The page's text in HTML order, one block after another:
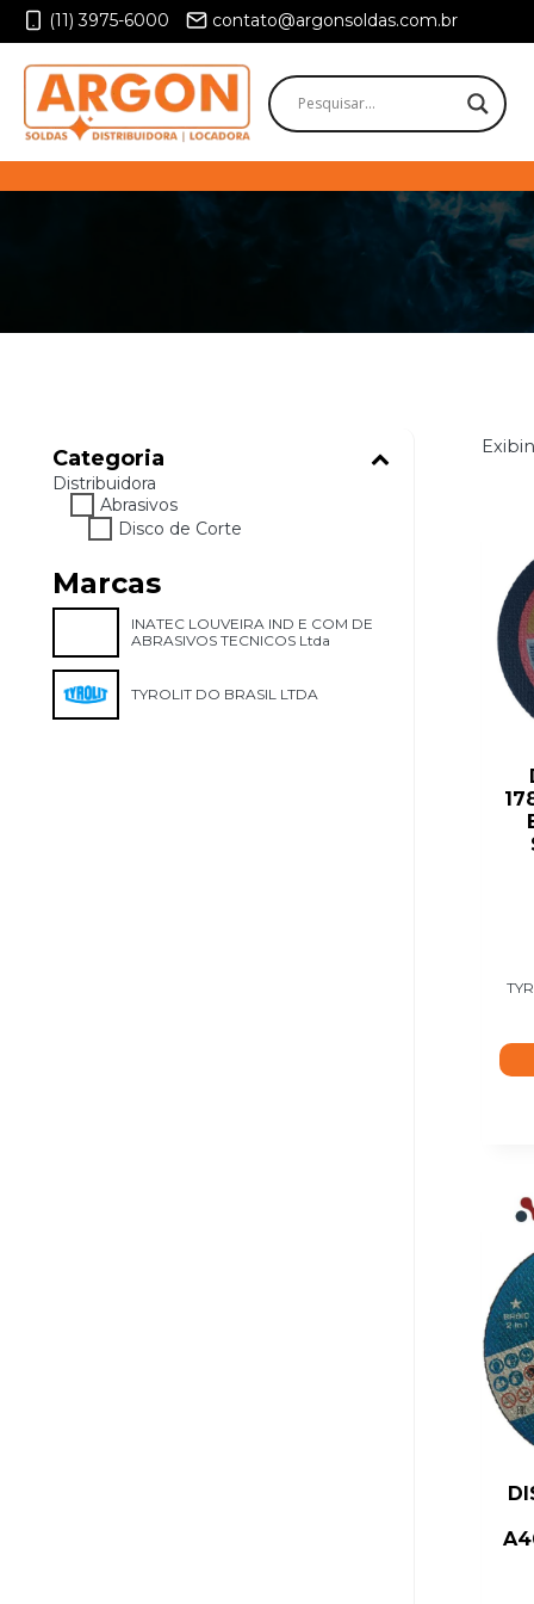
Pular
para
Conteúdo
(11) 3975-6000 contato@argonsoldas.com.br
Categoria
Distribuidora
Abrasivos
Disco de Corte
Marcas
INATEC LOUVEIRA IND E COM DE
ABRASIVOS TECNICOS Ltda
TYROLIT DO BRASIL LTDA